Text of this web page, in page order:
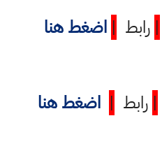
| رابط | اضغط هنا
| رابط | اضغط هنا